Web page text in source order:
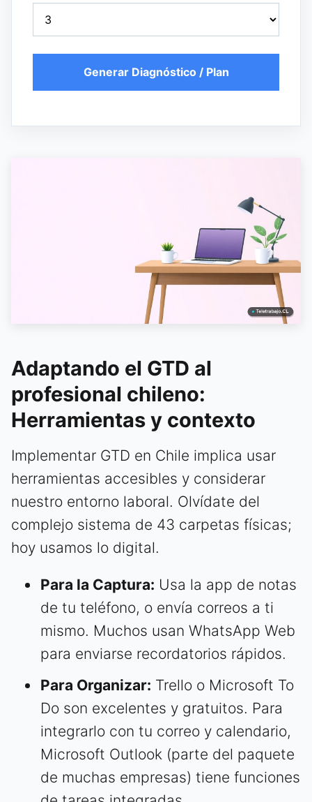
Generar Diagnóstico / Plan
Adaptando el GTD al
profesional chileno:
Herramientas y contexto
Implementar GTD en Chile implica usar
herramientas accesibles y considerar
nuestro entorno laboral. Olvídate del
complejo sistema de 43 carpetas físicas;
hoy usamos lo digital.
Para la Captura: Usa la app de notas
de tu teléfono, o envía correos a ti
mismo. Muchos usan WhatsApp Web
para enviarse recordatorios rápidos.
Para Organizar: Trello o Microsoft To
Do son excelentes y gratuitos. Para
integrarlo con tu correo y calendario,
Microsoft Outlook (parte del paquete
de muchas empresas) tiene funciones